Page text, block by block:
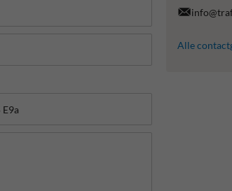
Alle